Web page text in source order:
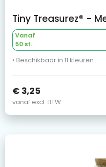
Vanaf
50 st.
• Beschikbaar in 11 kleuren
€ 3,25
vanaf excl. BTW